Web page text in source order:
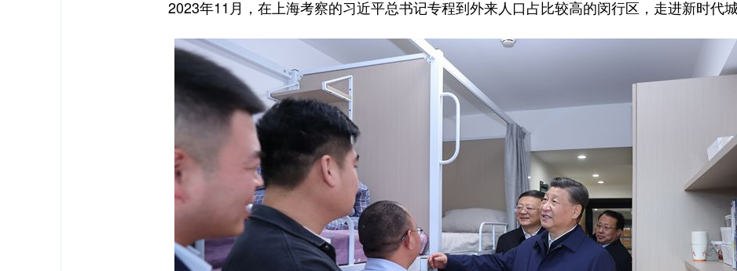
2023年11月，在上海考察的习近平总书记专程到外来人口占比较高的闵行区，走进新时代城